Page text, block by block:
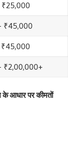
₹45,000
₹45,000
₹2,00,000+
आधार पर कीमतों